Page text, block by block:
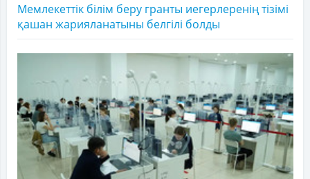
Мемлекеттік білім беру гранты иегерлеренің тізімі
қашан жарияланатыны белгілі болды